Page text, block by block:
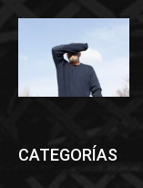
CATEGORÍAS